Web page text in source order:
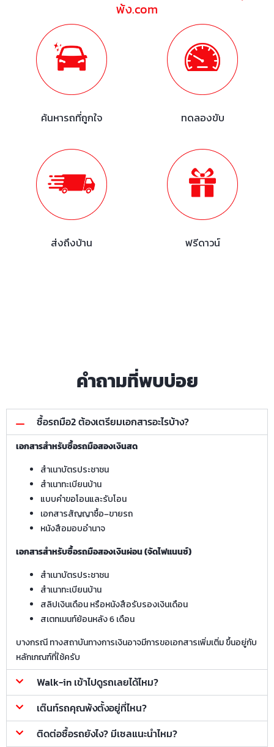
พ้ง.com
ค้นหารถที่ถูกใจ ทดลองขับ
ส่งถึงบ้าน ฟรีดาวน์
คำถามที่พบบ่อย
ซื้อรถมือ2 ต้องเตรียมเอกสารอะไรบ้าง?
เอกสารสำหรับซื้อรถมือสองเงินสด
สำเนาบัตรประชาชน
สำเนาทะเบียนบ้าน
แบบคำขอโอนและรับโอน
เอกสารสัญญาซื้อ–ขายรถ
หนังสือมอบอำนาจ
เอกสารสำหรับซื้อรถมือสองเงินผ่อน (จัดไฟแนนซ์)
สำเนาบัตรประชาชน
สำเนาทะเบียนบ้าน
สลิปเงินเดือน หรือหนังสือรับรองเงินเดือน
สเตทเมนท์ย้อนหลัง 6 เดือน
บางกรณี ทางสถาบันทางการเงินอาจมีการขอเอกสารเพิ่มเติ่ม ขึ้นอยู่กับ
หลักเกณฑ์ที่ใช้ครับ
Walk-in เข้าไปดูรถเลยได้ไหม?
เต๊นท์รถคุณพ้งตั้งอยู่ที่ไหน?
ติดต่อซื้อรถยังไง? มีเซลแนะนำไหม?